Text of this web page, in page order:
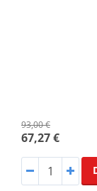
93,00 €
67,27 €